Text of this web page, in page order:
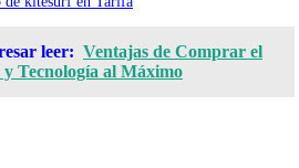
leer: Ventajas de Comprar el
Tecnología al Máximo